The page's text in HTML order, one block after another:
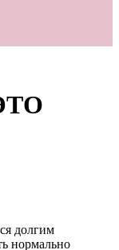
долгим
нормально